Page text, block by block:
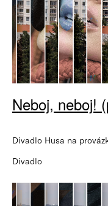
Neboj, neboj!
Divadlo Husa na
Divadlo